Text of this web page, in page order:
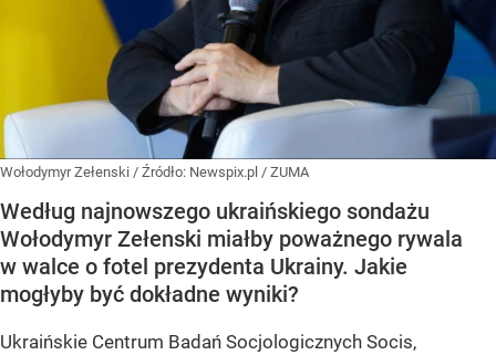
Wołodymyr Zełenski / Źródło: Newspix.pl / ZUMA
Według najnowszego ukraińskiego sondażu
Wołodymyr Zełenski miałby poważnego rywala
w walce o fotel prezydenta Ukrainy. Jakie
mogłyby być dokładne wyniki?
Ukraińskie Centrum Badań Socjologicznych Socis,